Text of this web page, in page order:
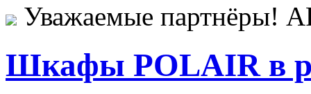
Уважаемые
Шкафы POLAIR в